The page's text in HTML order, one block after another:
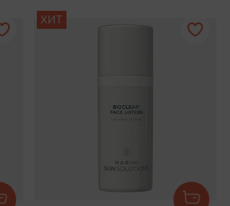
ХИТ